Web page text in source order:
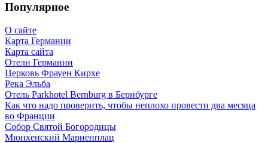
Популярное
О сайте
Карта Германии
Карта сайта
Отели Германии
Церковь Фрауен Кирхе
Река Эльба
Отель Parkhotel Bernburg в Бернбурге
Как что надо проверить, чтобы неплохо провести два месяца
во Франции
Собор Святой Богородицы
Мюнхенский Мариенплац